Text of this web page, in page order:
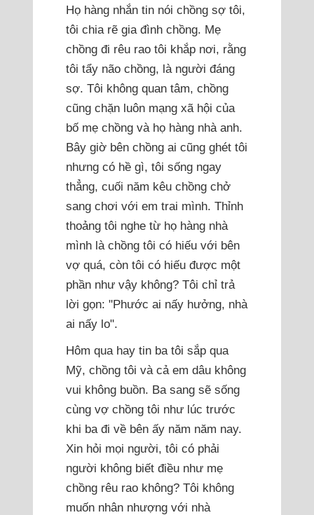
Họ hàng nhắn tin nói chồng sợ tôi,
tôi chia rẽ gia đình chồng. Mẹ
chồng đi rêu rao tôi khắp nơi, rằng
tôi tẩy não chồng, là người đáng
sợ. Tôi không quan tâm, chồng
cũng chặn luôn mạng xã hội của
bố mẹ chồng và họ hàng nhà anh.
Bây giờ bên chồng ai cũng ghét tôi
nhưng có hề gì, tôi sống ngay
thẳng, cuối năm kêu chồng chở
sang chơi với em trai mình. Thỉnh
thoảng tôi nghe từ họ hàng nhà
mình là chồng tôi có hiếu với bên
vợ quá, còn tôi có hiếu được một
phần như vậy không? Tôi chỉ trả
lời gọn: "Phước ai nấy hưởng, nhà
ai nấy lo".
Hôm qua hay tin ba tôi sắp qua
Mỹ, chồng tôi và cả em dâu không
vui không buồn. Ba sang sẽ sống
cùng vợ chồng tôi như lúc trước
khi ba đi về bên ấy năm năm nay.
Xin hỏi mọi người, tôi có phải
người không biết điều như mẹ
chồng rêu rao không? Tôi không
muốn nhân nhượng với nhà